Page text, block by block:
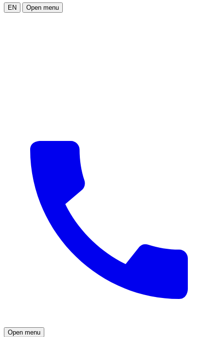
EN Open menu
Open menu